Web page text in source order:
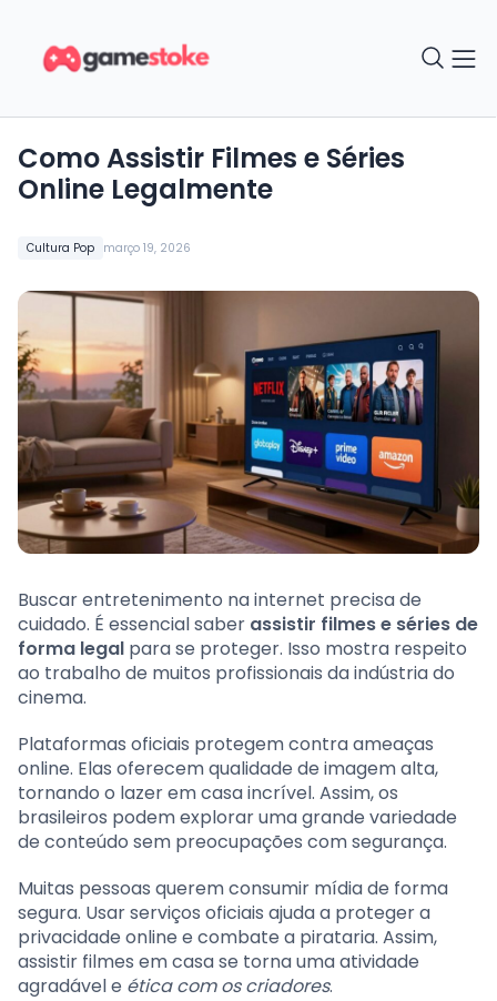
Cultura Pop março 19, 2026
Como Assistir Filmes e Séries
Online Legalmente
Buscar entretenimento na internet precisa de
cuidado. É essencial saber assistir filmes e séries de
forma legal para se proteger. Isso mostra respeito
ao trabalho de muitos profissionais da indústria do
cinema.
Plataformas oficiais protegem contra ameaças
online. Elas oferecem qualidade de imagem alta,
tornando o lazer em casa incrível. Assim, os
brasileiros podem explorar uma grande variedade
de conteúdo sem preocupações com segurança.
Muitas pessoas querem consumir mídia de forma
segura. Usar serviços oficiais ajuda a proteger a
privacidade online e combate a pirataria. Assim,
assistir filmes em casa se torna uma atividade
agradável e ética com os criadores.